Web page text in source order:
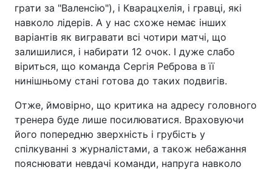
грати за "Валенсію"), і Кварацхелія, і гравці, які
навколо лідерів. А у нас схоже немає інших
варіантів як вигравати всі чотири матчі, що
залишилися, і набирати 12 очок. І дуже слабо
віриться, що команда Сергія Реброва в її
нинішньому стані готова до таких подвигів.
Отже, ймовірно, що критика на адресу головного
тренера буде лише посилюватися. Враховуючи
його попередню зверхність і грубість у
спілкуванні з журналістами, а також небажання
пояснювати невдачі команди, напруга навколо